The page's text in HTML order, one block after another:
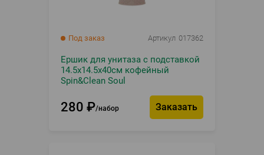
Под заказ Артикул 017362
Ершик для унитаза с подставкой
14.5x14.5x40см кофейный
Spin&Clean Soul
280 ₽ набор Заказать